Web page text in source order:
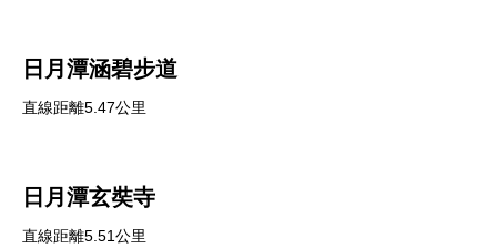
日月潭涵碧步道
直線距離5.47公里
日月潭玄奘寺
直線距離5.51公里